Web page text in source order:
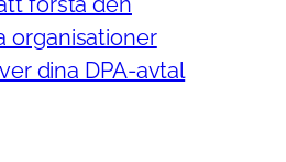
organisationer
dina DPA-avtal